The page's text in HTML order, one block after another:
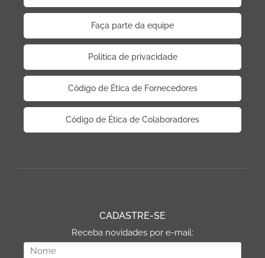
Faça parte da equipe
Politica de privacidade
Código de Ética de Fornecedores
Código de Ética de Colaboradores
CADASTRE-SE
Receba novidades por e-mail: